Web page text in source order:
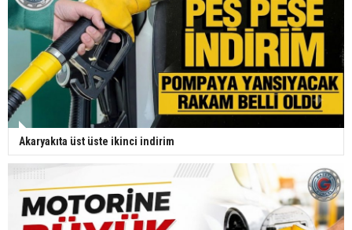
Akaryakıta üst üste ikinci indirim